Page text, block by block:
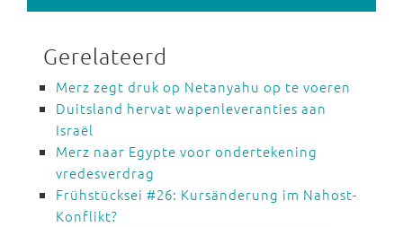
Gerelateerd
Merz zegt druk op Netanyahu op te voeren
Duitsland hervat wapenleveranties aan
Israël
Merz naar Egypte voor ondertekening
vredesverdrag
Frühstücksei #26: Kursänderung im Nahost-
Konflikt?